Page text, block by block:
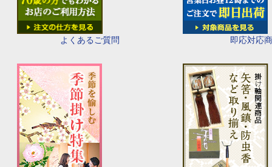
よくあるご質問 即応対応